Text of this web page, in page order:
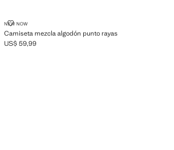
NEW NOW
Camiseta mezcla algodón punto rayas
CAMISETA MEZCLA ALGODÓN PUNTO RAYAS
Precio actual [US$ 59,99 ]
US$ 59,99